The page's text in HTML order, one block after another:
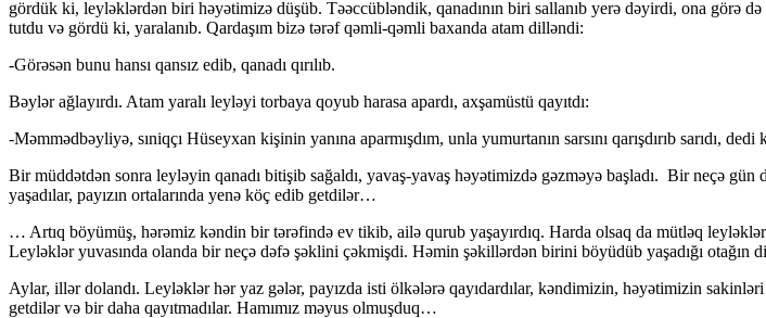
gördük ki, leyləklərdən biri həyətimizə düşüb. Təəccübləndik, qanadının biri sallanıb yerə dəyirdi, ona görə
tutdu və gördü ki, yaralanıb. Qardaşım bizə tərəf qəmli-qəmli baxanda atam dilləndi:
-Görəsən bunu hansı qansız edib, qanadı qırılıb.
Bəylər ağlayırdı. Atam yaralı leyləyi torbaya qoyub harasa apardı, axşamüstü qayıtdı:
-Məmmədbəyliyə, sıniqçı Hüseyxan kişinin yanına aparmışdım, unla yumurtanın sarsını qarışdırıb sarıdı,
Bir müddətdən sonra leyləyin qanadı bitişib sağaldı, yavaş-yavaş həyətimizdə gəzməyə başladı. Bir neçə
yaşadılar, payızın ortalarında yenə köç edib getdilər…
… Artıq böyümüş, hərəmiz kəndin bir tərəfində ev tikib, ailə qurub yaşayırdıq. Harda olsaq da mütləq
Leyləklər yuvasında olanda bir neçə dəfə şəklini çəkmişdi. Həmin şəkillərdən birini böyüdüb yaşadığı otağın
Aylar, illər dolandı. Leyləklər hər yaz gələr, payızda isti ölkələrə qayıdardılar, kəndimizin, həyətimizin
getdilər və bir daha qayıtmadılar. Hamımız məyus olmuşduq…